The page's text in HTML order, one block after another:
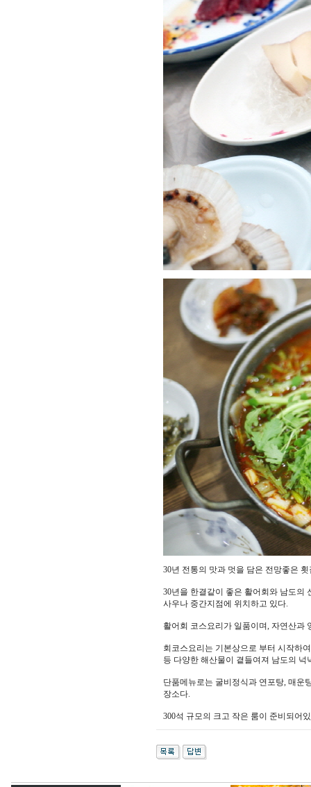
30년 전통의 맛과 멋을 담은 전망좋은
30년을 한결같이 좋은 활어회와 남도의
사우나 중간지점에 위치하고 있다.
활어회 코스요리가 일품이며, 자연산과
회코스요리는 기본상으로 부터 시작하
등 다양한 해산물이 곁들여져 남도의
단품메뉴로는 굴비정식과 연포탕, 매운
장소다.
300석 규모의 크고 작은 룸이 준비되어